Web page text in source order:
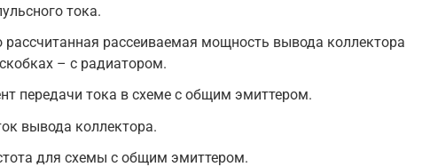
тока.
рассеиваемая мощность вывода коллектора
– с радиатором.
передачи тока в схеме с общим эмиттером.
вывода коллектора.
для схемы с общим эмиттером.